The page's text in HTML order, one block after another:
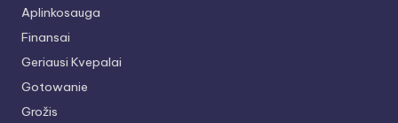
Aplinkosauga
Finansai
Geriausi Kvepalai
Gotowanie
Grožis